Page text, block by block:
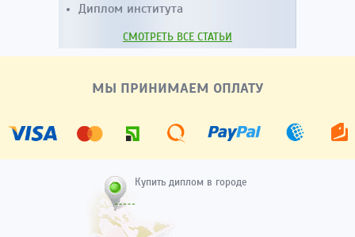
Диплом института
СМОТРЕТЬ ВСЕ СТАТЬИ
МЫ ПРИНИМАЕМ ОПЛАТУ
Купить диплом в городе